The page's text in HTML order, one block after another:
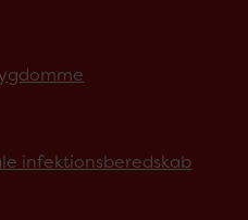
infektionsberedskab